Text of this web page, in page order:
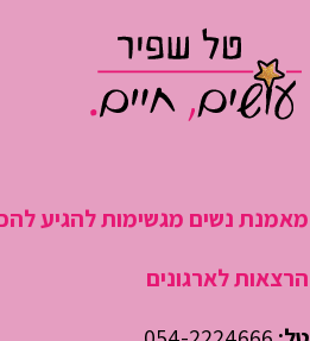
מאמנת נשים מגשימות להגיע
הרצאות לארגונים